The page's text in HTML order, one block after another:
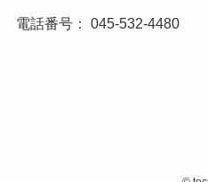
電話番号： 045-532-4480